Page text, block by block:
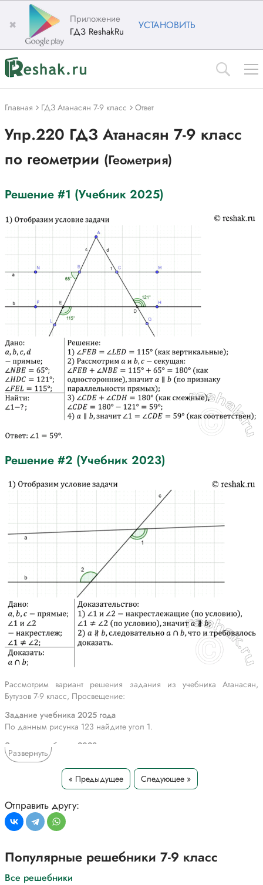
✖
Приложение
ГДЗ ReshakRu
УСТАНОВИТЬ
Главная ГДЗ Атанасян 7-9 класс Ответ
Упр.220 ГДЗ Атанасян 7-9 класс
по геометрии (Геометрия)
Решение #1 (Учебник 2025)
Решение #2 (Учебник 2023)
Рассмотрим вариант решения задания из учебника Атанасян,
Бутузов 7-9 класс, Просвещение:
Задание учебника 2025 года
По данным рисунка 123 найдите угол 1.
Задание учебника 2023 года
Докажите, что если при пересечении двух прямых а и b секущей
накрест лежащие углы не равны, то прямые а и b пересекаются.
*Текст задания приводится исключительно в образовательных целях
Развернуть
« Предыдущее Следующее »
Отправить другу:
Популярные решебники 7-9 класс
Все решебники